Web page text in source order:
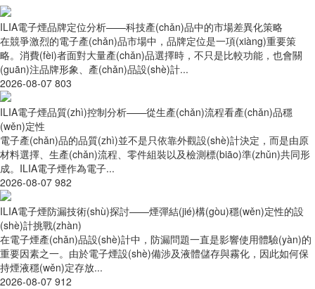
ILIA電子煙品牌定位分析——科技產(chǎn)品中的市場差異化策略
在競爭激烈的電子產(chǎn)品市場中，品牌定位是一項(xiàng)重要策
略。消費(fèi)者面對大量產(chǎn)品選擇時，不只是比較功能，也會關
(guān)注品牌形象、產(chǎn)品設(shè)計...
2026-08-07 803
ILIA電子煙品質(zhì)控制分析——從生產(chǎn)流程看產(chǎn)品穩
(wěn)定性
電子產(chǎn)品的品質(zhì)並不是只依靠外觀設(shè)計決定，而是由原
材料選擇、生產(chǎn)流程、零件組裝以及檢測標(biāo)準(zhǔn)共同形
成。ILIA電子煙作為電子...
2026-08-07 982
ILIA電子煙防漏技術(shù)探討——煙彈結(jié)構(gòu)穩(wěn)定性的設
(shè)計挑戰(zhàn)
在電子煙產(chǎn)品設(shè)計中，防漏問題一直是影響使用體驗(yàn)的
重要因素之一。由於電子煙設(shè)備涉及液體儲存與霧化，因此如何保
持煙液穩(wěn)定存放...
2026-08-07 912